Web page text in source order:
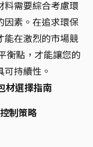
料需要綜合考慮環
因素。在追求環保
能在激烈的市場競
衡點，才能讓您的
持續性。
材選擇指南
制策略